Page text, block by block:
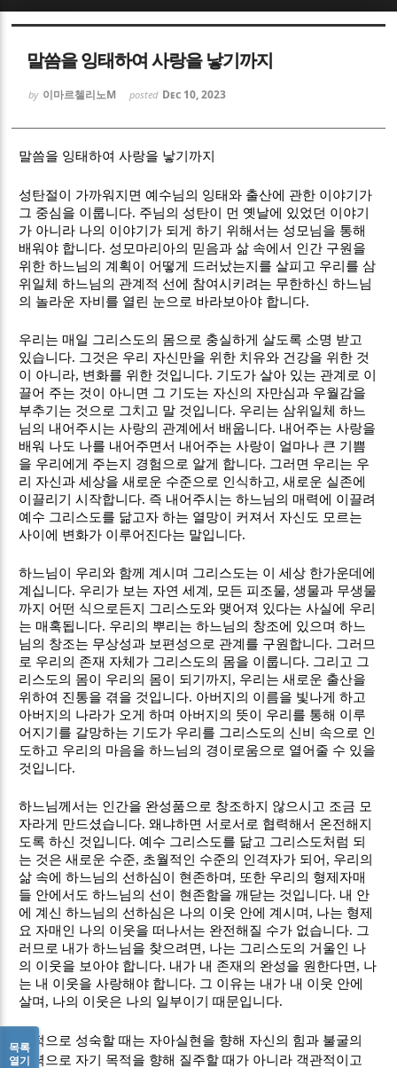
말씀을 잉태하여 사랑을 낳기까지
by 이마르첼리노M posted Dec 10, 2023
말씀을 잉태하여 사랑을 낳기까지
성탄절이 가까워지면 예수님의 잉태와 출산에 관한 이야기가
그 중심을 이룹니다. 주님의 성탄이 먼 옛날에 있었던 이야기
가 아니라 나의 이야기가 되게 하기 위해서는 성모님을 통해
배워야 합니다. 성모마리아의 믿음과 삶 속에서 인간 구원을
위한 하느님의 계획이 어떻게 드러났는지를 살피고 우리를 삼
위일체 하느님의 관계적 선에 참여시키려는 무한하신 하느님
의 놀라운 자비를 열린 눈으로 바라보아야 합니다.
우리는 매일 그리스도의 몸으로 충실하게 살도록 소명 받고
있습니다. 그것은 우리 자신만을 위한 치유와 건강을 위한 것
이 아니라, 변화를 위한 것입니다. 기도가 살아 있는 관계로 이
끌어 주는 것이 아니면 그 기도는 자신의 자만심과 우월감을
부추기는 것으로 그치고 말 것입니다. 우리는 삼위일체 하느
님의 내어주시는 사랑의 관계에서 배웁니다. 내어주는 사랑을
배워 나도 나를 내어주면서 내어주는 사랑이 얼마나 큰 기쁨
을 우리에게 주는지 경험으로 알게 합니다. 그러면 우리는 우
리 자신과 세상을 새로운 수준으로 인식하고,새로운 실존에
이끌리기 시작합니다. 즉 내어주시는 하느님의 매력에 이끌려
예수 그리스도를 닮고자 하는 열망이 커져서 자신도 모르는
사이에 변화가 이루어진다는 말입니다.
하느님이 우리와 함께 계시며 그리스도는 이 세상 한가운데에
계십니다. 우리가 보는 자연 세계 , 모든 피조물,생물과 무생물
까지 어떤 식으로든지 그리스도와 맺어져 있다는 사실에 우리
는 매혹됩니다. 우리의 뿌리는 하느님의 창조에 있으며 하느
님의 창조는 무상성과 보편성으로 관계를 구원합니다. 그러므
로 우리의 존재 자체가 그리스도의 몸을 이룹니다. 그리고 그
리스도의 몸이 우리의 몸이 되기까지 , 우리는 새로운 출산을
위하여 진통을 겪을 것입니다. 아버지의 이름을 빛나게 하고
아버지의 나라가 오게 하며 아버지의 뜻이 우리를 통해 이루
어지기를 갈망하는 기도가 우리를 그리스도의 신비 속으로 인
도하고 우리의 마음을 하느님의 경이로움으로 열어줄 수 있을
것입니다.
하느님께서는 인간을 완성품으로 창조하지 않으시고 조금 모
자라게 만드셨습니다.왜냐하면 서로서로 협력해서 온전해지
도록 하신 것입니다.예수 그리스도를 닮고 그리스도처럼 되
는 것은 새로운 수준, 초월적인 수준의 인격자가 되어 , 우리의
삶 속에 하느님의 선하심이 현존하며 , 또한 우리의 형제자매
들 안에서도 하느님의 선이 현존함을 깨닫는 것입니다. 내 안
에 계신 하느님의 선하심은 나의 이웃 안에 계시며 , 나는 형제
요 자매인 나의 이웃을 떠나서는 완전해질 수가 없습니다. 그
러므로 내가 하느님을 찾으려면 , 나는 그리스도의 거울인 나
의 이웃을 보아야 합니다. 내가 내 존재의 완성을 원한다면 , 나
는 내 이웃을 사랑해야 합니다. 그 이유는 내가 내 이웃 안에
살며 , 나의 이웃은 나의 일부이기 때문입니다.
영적으로 성숙할 때는 자아실현을 향해 자신의 힘과 불굴의
노력으로 자기 목적을 향해 질주할 때가 아니라 객관적이고
목록
열기
Sketchbook5, 스케치북5
Sketchbook5, 스케치북5
Sketchbook5, 스케치북5
Sketchbook5, 스케치북5